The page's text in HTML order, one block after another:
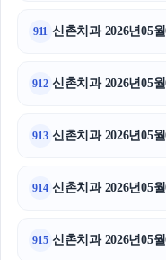
911 신촌치과 2026년05
912 신촌치과 2026년05
913 신촌치과 2026년05
914 신촌치과 2026년05
915 신촌치과 2026년05